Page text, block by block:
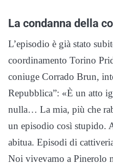
La condanna della
L’episodio è già stato
coordinamento Torino
coniuge Corrado Brun,
Repubblica”: «È un atto
nulla… La mia, più che
un episodio così stupido.
abitua. Episodi di
Noi vivevamo a Pinerolo